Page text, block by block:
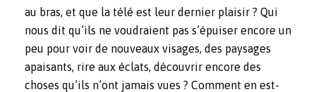
au bras, et que la télé est leur dernier plaisir ? Qui
nous dit qu’ils ne voudraient pas s’épuiser encore un
peu pour voir de nouveaux visages, des paysages
apaisants, rire aux éclats, découvrir encore des
choses qu’ils n’ont jamais vues ? Comment en est-